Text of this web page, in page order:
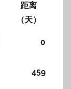
距离
（天）
0
459